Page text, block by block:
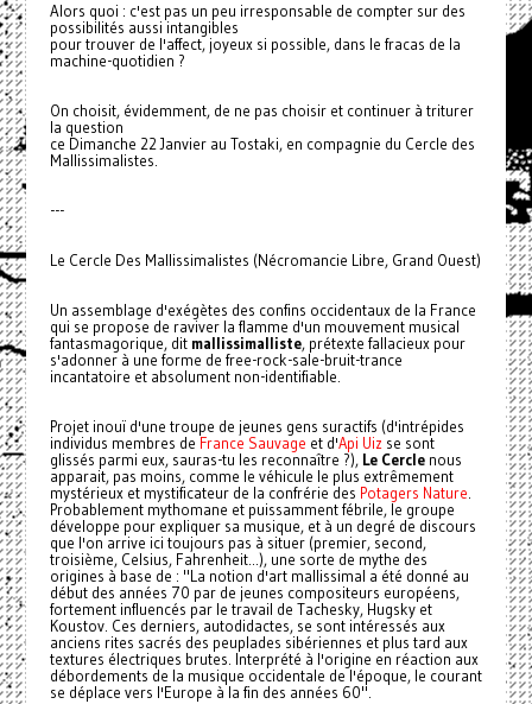
Alors quoi : c'est pas un peu irresponsable de compter sur des
possibilités aussi intangibles
pour trouver de l'affect, joyeux si possible, dans le fracas de la
machine-quotidien ?
On choisit, évidemment, de ne pas choisir et continuer à triturer
la question
ce Dimanche 22 Janvier au Tostaki, en compagnie du Cercle des
Mallissimalistes.
---
Le Cercle Des Mallissimalistes (Nécromancie Libre, Grand Ouest)
Un assemblage d'exégètes des confins occidentaux de la France
qui se propose de raviver la flamme d'un mouvement musical
fantasmagorique, dit mallissimalliste, prétexte fallacieux pour
s'adonner à une forme de free-rock-sale-bruit-trance
incantatoire et absolument non-identifiable.
Projet inouï d'une troupe de jeunes gens suractifs (d'intrépides
individus membres de France Sauvage et d'Api Uiz se sont
glissés parmi eux, sauras-tu les reconnaître ?), Le Cerclenous
apparait, pas moins, comme le véhicule le plus extrêmement
mystérieux et mystificateur de la confrérie des Potagers Nature
Probablement mythomane et puissamment fébrile, le groupe
développe pour expliquer sa musique, et à un degré de discours
que l'on arrive ici toujours pas à situer (premier, second,
troisième, Celsius, Fahrenheit...), une sorte de mythe des
origines à base de : "La notion d'art mallissimal a été donné au
début des années 70 par de jeunes compositeurs européens,
fortement influencés par le travail de Tachesky, Hugsky et
Koustov. Ces derniers, autodidactes, se sont intéressés aux
anciens rites sacrés des peuplades sibériennes et plus tard aux
textures électriques brutes. Interprété à l'origine en réaction aux
débordements de la musique occidentale de l'époque, le courant
se déplace vers l'Europe à la fin des années 60".